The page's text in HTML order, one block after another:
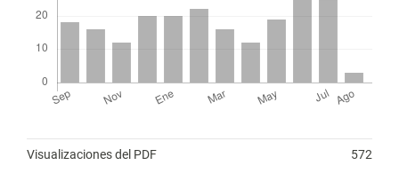
Visualizaciones del PDF 572